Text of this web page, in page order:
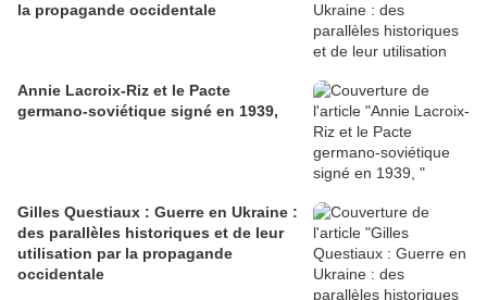
la propagande occidentale
Annie Lacroix-Riz et le Pacte
germano-soviétique signé en 1939,
Gilles Questiaux : Guerre en Ukraine :
des parallèles historiques et de leur
utilisation par la propagande
occidentale